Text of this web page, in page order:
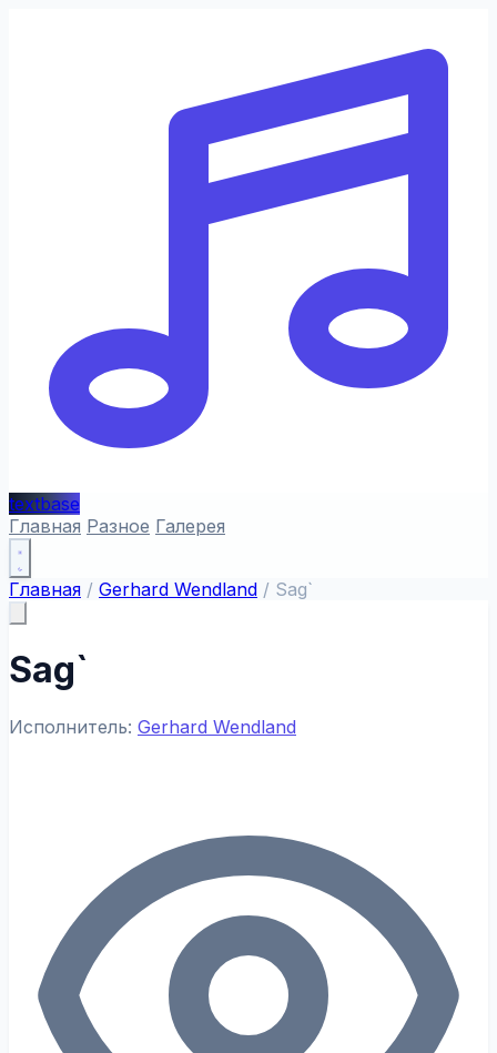
textbase
Главная Разное Галерея
Главная / Gerhard Wendland / Sag`
Sag`
Исполнитель: Gerhard Wendland